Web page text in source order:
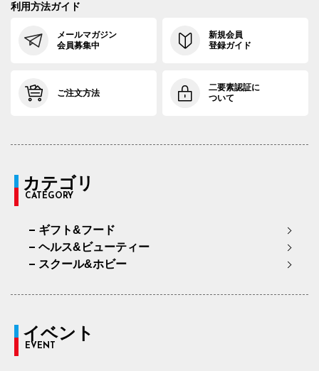
利用方法ガイド
メールマガジン
会員募集中
新規会員
登録ガイド
ご注文方法
二要素認証に
ついて
カテゴリ
CATEGORY
ギフト&フード
ヘルス&ビューティー
スクール&ホビー
イベント
EVENT